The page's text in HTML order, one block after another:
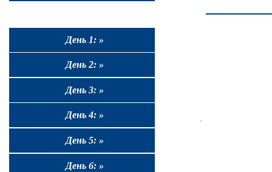
День 1: »
День 2: »
День 3: »
День 4: »
День 5: »
День 6: »